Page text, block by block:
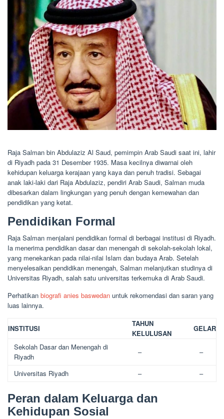
Raja Salman bin Abdulaziz Al Saud, pemimpin Arab Saudi saat ini, lahir
di Riyadh pada 31 Desember 1935. Masa kecilnya diwarnai oleh
kehidupan keluarga kerajaan yang kaya dan penuh tradisi. Sebagai
anak laki-laki dari Raja Abdulaziz, pendiri Arab Saudi, Salman muda
dibesarkan dalam lingkungan yang penuh dengan kemewahan dan
pendidikan yang ketat.
Pendidikan Formal
Raja Salman menjalani pendidikan formal di berbagai institusi di Riyadh.
Ia menerima pendidikan dasar dan menengah di sekolah-sekolah lokal,
yang menekankan pada nilai-nilai Islam dan budaya Arab. Setelah
menyelesaikan pendidikan menengah, Salman melanjutkan studinya di
Universitas Riyadh, salah satu universitas terkemuka di Arab Saudi.
Perhatikan biografi anies baswedan untuk rekomendasi dan saran yang
luas lainnya.
INSTITUSI
TAHUN
KELULUSAN
GELAR
Sekolah Dasar dan Menengah di
Riyadh
– –
Universitas Riyadh – –
Peran dalam Keluarga dan
Kehidupan Sosial